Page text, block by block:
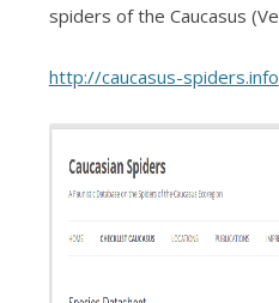
spiders of the Caucasus
http://caucasus-spiders.info